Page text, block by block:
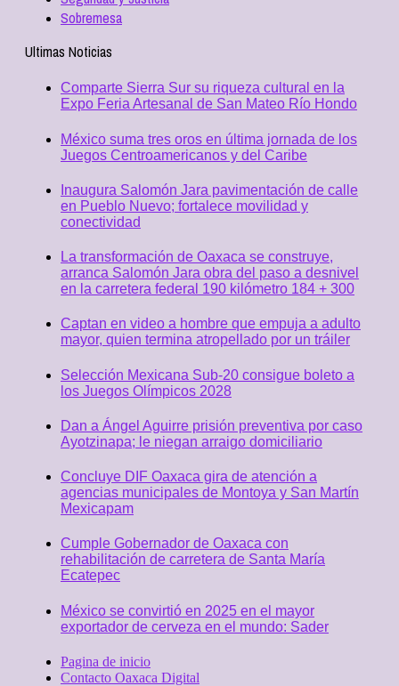
Sobremesa
Ultimas Noticias
Comparte Sierra Sur su riqueza cultural en la
Expo Feria Artesanal de San Mateo Río Hondo
México suma tres oros en última jornada de los
Juegos Centroamericanos y del Caribe
Inaugura Salomón Jara pavimentación de calle
en Pueblo Nuevo; fortalece movilidad y
conectividad
La transformación de Oaxaca se construye,
arranca Salomón Jara obra del paso a desnivel
en la carretera federal 190 kilómetro 184 + 300
Captan en video a hombre que empuja a adulto
mayor, quien termina atropellado por un tráiler
Selección Mexicana Sub-20 consigue boleto a
los Juegos Olímpicos 2028
Dan a Ángel Aguirre prisión preventiva por caso
Ayotzinapa; le niegan arraigo domiciliario
Concluye DIF Oaxaca gira de atención a
agencias municipales de Montoya y San Martín
Mexicapam
Cumple Gobernador de Oaxaca con
rehabilitación de carretera de Santa María
Ecatepec
México se convirtió en 2025 en el mayor
exportador de cerveza en el mundo: Sader
Pagina de inicio
Contacto Oaxaca Digital